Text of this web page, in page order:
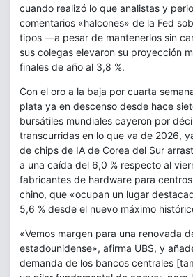
cuando realizó lo que analistas y
comentarios «halcones» de la Fed
tipos —a pesar de mantenerlos sin
sus colegas elevaron su proyección
finales de año al 3,8 %.
Con el oro a la baja por cuarta
plata ya en descenso desde hace
bursátiles mundiales cayeron por
transcurridas en lo que va de 2026,
de chips de IA de Corea del Sur
a una caída del 6,0 % respecto al
fabricantes de hardware para
chino, que «ocupan un lugar
5,6 % desde el nuevo máximo
«Vemos margen para una renovada
estadounidense», afirma UBS, y
demanda de los bancos centrales